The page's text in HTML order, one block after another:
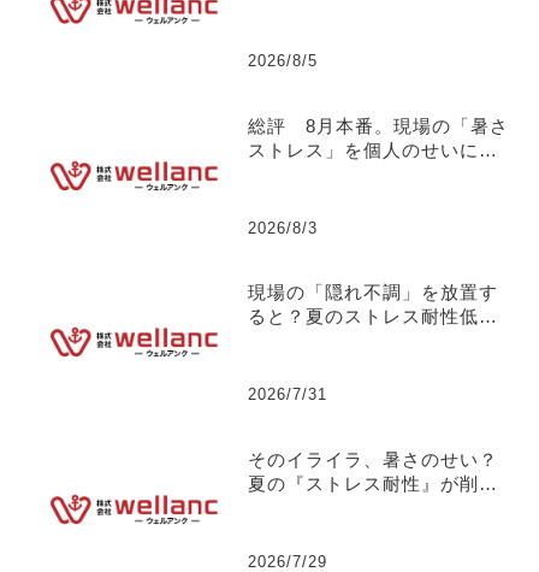
言】No.132
2026/8/5
総評 8月本番。現場の「暑さ
ストレス」を個人のせいにし
2026/8/3
現場の「隠れ不調」を放置す
ると？夏のストレス耐性低下
り言】No.130
2026/7/31
そのイライラ、暑さのせい？
夏の『ストレス耐性』が削ら
2026/7/29